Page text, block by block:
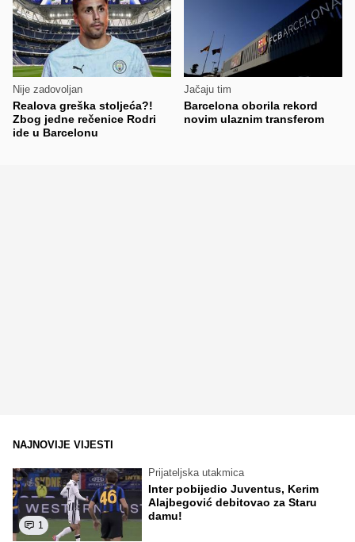
Nije zadovoljan
Realova greška stoljeća?!
Zbog jedne rečenice Rodri
ide u Barcelonu
Jačaju tim
Barcelona oborila rekord
novim ulaznim transferom
NAJNOVIJE VIJESTI
1
Prijateljska utakmica
Inter pobijedio Juventus, Kerim
Alajbegović debitovao za Staru
damu!